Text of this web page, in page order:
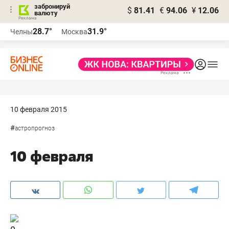
забронируй
валюту
$ 81.41 € 94.06 ¥ 12.06
Челны28.7° Москва31.9°
10 февраля 2015
#астропрогноз
10 февраля